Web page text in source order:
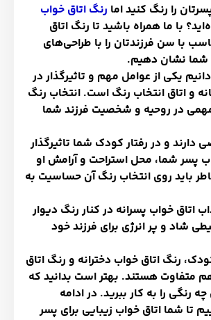
را رنگ کنید اما رنگ اتاق خواب
با ما همراه باشید تا رنگ اتاق
با سن فرزندتان را با طراحی‌های
شما نشان دهیم.
یکی از عوامل مهم و تاثیرگذار در
و اتاق انتخاب رنگ است. انتخاب رنگ
در روحیه و شخصیت فرزند شما
دارند و در رفتار کودک شما تاثیرگذار
پسر شما، محل استراحت و آرامش او
باید روی انتخاب رنگ آن حساسیت به
اتاق خواب پسرانه در کنار رنگ دیوار
شاد و پر انرژی برای فرزند خود
رنگ اتاق خواب دخترانه و رنگ اتاق
متفاوت هستند. بهتر است بدانید که
رنگی را به کار ببرید. در ادامه
تا شما اتاق خواب زیبایی برای پسر